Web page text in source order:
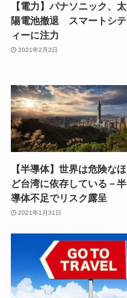
【電力】パナソニック、太
陽電池撤退 スマートシテ
ィーに注力
2021年2月2日
【半導体】世界は危険なほ
ど台湾に依存している－半
導体不足でリスク露呈
2021年1月31日